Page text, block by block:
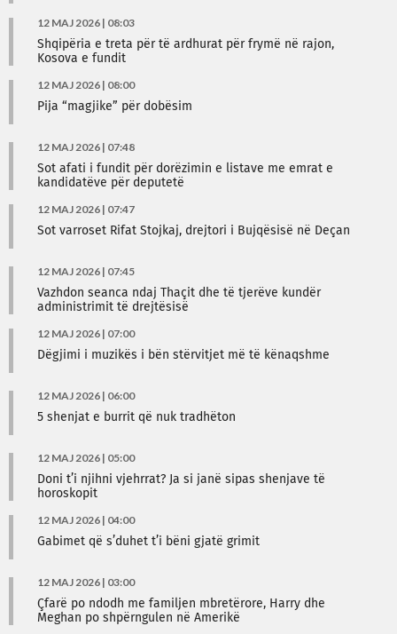
12 MAJ 2026 | 08:03
Shqipëria e treta për të ardhurat për frymë në rajon,
Kosova e fundit
12 MAJ 2026 | 08:00
Pija “magjike” për dobësim
12 MAJ 2026 | 07:48
Sot afati i fundit për dorëzimin e listave me emrat e
kandidatëve për deputetë
12 MAJ 2026 | 07:47
Sot varroset Rifat Stojkaj, drejtori i Bujqësisë në Deçan
12 MAJ 2026 | 07:45
Vazhdon seanca ndaj Thaçit dhe të tjerëve kundër
administrimit të drejtësisë
12 MAJ 2026 | 07:00
Dëgjimi i muzikës i bën stërvitjet më të kënaqshme
12 MAJ 2026 | 06:00
5 shenjat e burrit që nuk tradhëton
12 MAJ 2026 | 05:00
Doni t’i njihni vjehrrat? Ja si janë sipas shenjave të
horoskopit
12 MAJ 2026 | 04:00
Gabimet që s’duhet t’i bëni gjatë grimit
12 MAJ 2026 | 03:00
Çfarë po ndodh me familjen mbretërore, Harry dhe
Meghan po shpërngulen në Amerikë